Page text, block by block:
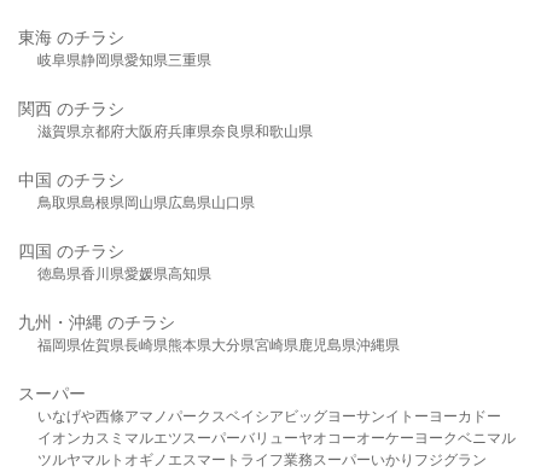
東海 のチラシ
岐阜県静岡県愛知県三重県
関西 のチラシ
滋賀県京都府大阪府兵庫県奈良県和歌山県
中国 のチラシ
鳥取県島根県岡山県広島県山口県
四国 のチラシ
徳島県香川県愛媛県高知県
九州・沖縄 のチラシ
福岡県佐賀県長崎県熊本県大分県宮崎県鹿児島県沖縄県
スーパー
いなげや西條アマノパークスベイシア ビッグヨーサンイトーヨーカドー
イオンカスミ マルエツスーパーバリューヤオコーオーケー ヨークベニマル
ツルヤマルト オギノ エスマート ライフ業務スーパーいかり フジグラン